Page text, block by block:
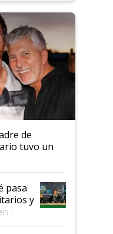
de
tuvo un
pasa
y
La